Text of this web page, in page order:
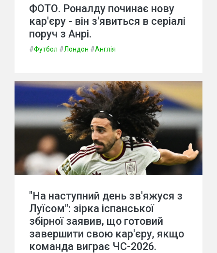
ФОТО. Роналду починає нову
кар'єру - він з'явиться в серіалі
поруч з Анрі.
#Футбол #Лондон #Англія
"На наступний день зв'яжуся з
Луїсом": зірка іспанської
збірної заявив, що готовий
завершити свою кар'єру, якщо
команда виграє ЧС-2026.